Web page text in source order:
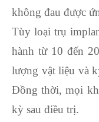
không đau được
Tùy loại trụ
hành từ 10 đến
lượng vật liệu và
Đồng thời, mọi
kỳ sau điều trị.